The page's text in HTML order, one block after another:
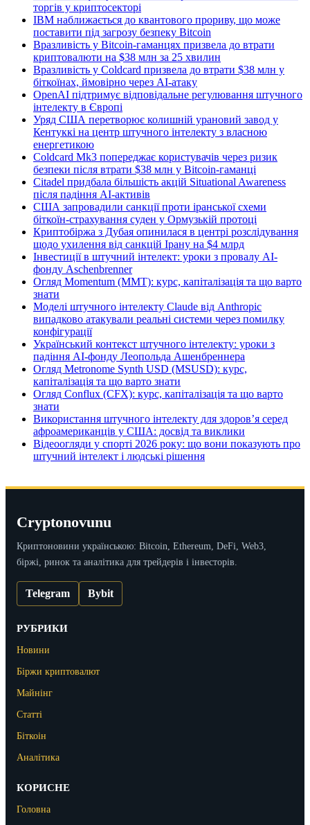
торгів у криптосекторі
IBM наближається до квантового прориву, що може
поставити під загрозу безпеку Bitcoin
Вразливість у Bitcoin-гаманцях призвела до втрати
криптовалюти на $38 млн за 25 хвилин
Вразливість у Coldcard призвела до втрати $38 млн у
біткоїнах, ймовірно через AI-атаку
OpenAI підтримує відповідальне регулювання штучного
інтелекту в Європі
Уряд США перетворює колишній урановий завод у
Кентуккі на центр штучного інтелекту з власною
енергетикою
Coldcard Mk3 попереджає користувачів через ризик
безпеки після втрати $38 млн у Bitcoin-гаманці
Citadel придбала більшість акцій Situational Awareness
після падіння AI-активів
США запровадили санкції проти іранської схеми
біткоїн-страхування суден у Ормузькій протоці
Криптобіржа з Дубая опинилася в центрі розслідування
щодо ухилення від санкцій Ірану на $4 млрд
Інвестиції в штучний інтелект: уроки з провалу AI-
фонду Aschenbrenner
Огляд Momentum (MMT): курс, капіталізація та що варто
знати
Моделі штучного інтелекту Claude від Anthropic
випадково атакували реальні системи через помилку
конфігурації
Український контекст штучного інтелекту: уроки з
падіння AI-фонду Леопольда Ашенбреннера
Огляд Metronome Synth USD (MSUSD): курс,
капіталізація та що варто знати
Огляд Conflux (CFX): курс, капіталізація та що варто
знати
Використання штучного інтелекту для здоров’я серед
афроамериканців у США: досвід та виклики
Відеоогляди у спорті 2026 року: що вони показують про
штучний інтелект і людські рішення
Cryptonovunu
Криптоновини українською: Bitcoin, Ethereum, DeFi, Web3,
біржі, ринок та аналітика для трейдерів і інвесторів.
Telegram Bybit
РУБРИКИ
Новини
Біржи криптовалют
Майнінг
Статті
Біткоін
Аналітика
КОРИСНЕ
Головна